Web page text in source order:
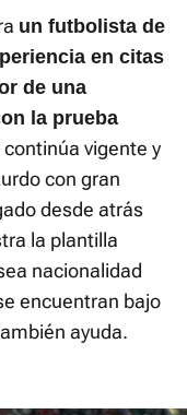
un futbolista de
en citas
de una
la prueba
continúa vigente y
con gran
desde atrás
la plantilla
nacionalidad
encuentran bajo
ayuda.